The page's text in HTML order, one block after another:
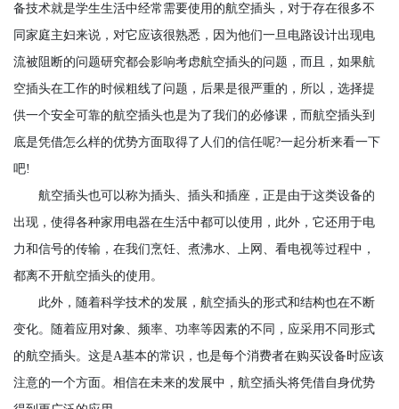
备技术就是学生生活中经常需要使用的航空插头，对于存在很多不
同家庭主妇来说，对它应该很熟悉，因为他们一旦电路设计出现电
流被阻断的问题研究都会影响考虑航空插头的问题，而且，如果航
空插头在工作的时候粗线了问题，后果是很严重的，所以，选择提
供一个安全可靠的航空插头也是为了我们的必修课，而航空插头到
底是凭借怎么样的优势方面取得了人们的信任呢?一起分析来看一下
吧!
航空插头也可以称为插头、插头和插座，正是由于这类设备的
出现，使得各种家用电器在生活中都可以使用，此外，它还用于电
力和信号的传输，在我们烹饪、煮沸水、上网、看电视等过程中，
都离不开航空插头的使用。
此外，随着科学技术的发展，航空插头的形式和结构也在不断
变化。随着应用对象、频率、功率等因素的不同，应采用不同形式
的航空插头。这是A基本的常识，也是每个消费者在购买设备时应该
注意的一个方面。相信在未来的发展中，航空插头将凭借自身优势